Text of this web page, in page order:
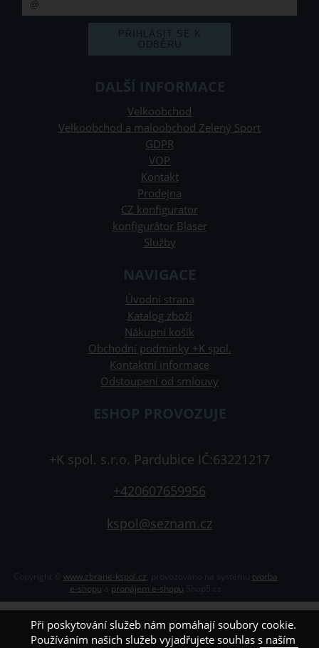
DALŠÍ INFORMACE
Velkoobchod
Velkoobchod a maloobchod Zelený Sport
GDPR
VOP
Kontakt
Prodejna
CZ konfigurator
konfigurátor Blaser
Služby
NAVIGACE
Úvodní strana
Katalog zboží
Nákupní košík
Obchodní podmínky +K spol.
Kontaktní informace
Odstoupení od smlouvy
ESHOP PROVOZUJE
+K spol. s.r.o. Pardubice IČ:63221217
+420607659956
kspol@seznam.cz
Copyright © www.zbrane-kspol.cz
tvorba
e-shopu
pronájem e-shopu
Při poskytování služeb nám pomáhají soubory cookie.
Používáním našich služeb vyjadřujete souhlas s naším